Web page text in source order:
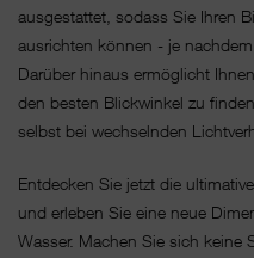
ausgestattet, sodass Sie Ihren
ausrichten können - je
Darüber hinaus ermöglicht
den besten Blickwinkel zu
selbst bei wechselnden
Entdecken Sie jetzt die
und erleben Sie eine neue
Wasser. Machen Sie sich keine